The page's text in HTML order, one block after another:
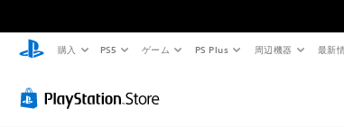
購入 PS5 ゲーム PS Plus 周辺機器 最新